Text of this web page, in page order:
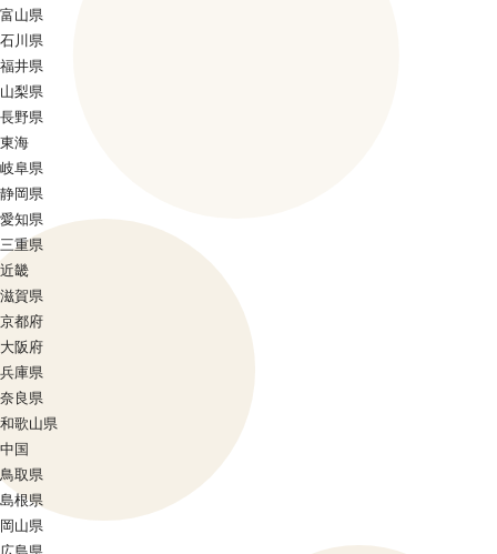
富山県
石川県
福井県
山梨県
長野県
東海
岐阜県
静岡県
愛知県
三重県
近畿
滋賀県
京都府
大阪府
兵庫県
奈良県
和歌山県
中国
鳥取県
島根県
岡山県